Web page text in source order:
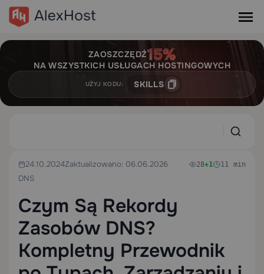
ZAOSZCZĘDŹ
NA WSZYSTKICH USŁUGACH HOSTINGOWYCH
UŻYJ KODU: SKILLS
24.10.2024Zaktualizowano: 06.06.2026
DNS
28+1 11 min
Czym Są Rekordy
Zasobów DNS?
Kompletny Przewodnik